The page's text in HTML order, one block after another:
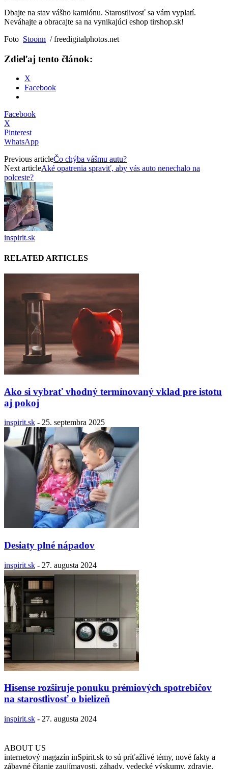
Dbajte na stav vášho kamiónu. Starostlivosť sa vám vyplatí.
Neváhajte a obracajte sa na vynikajúci eshop tirshop.sk!
Foto Stoonn / freedigitalphotos.net
Zdieľaj tento článok:
X
Facebook
Facebook
X
Pinterest
WhatsApp
Previous articleČo chýba vášmu autu?
Next articleAké opatrenia spraviť, aby vás auto nenechalo na
polceste?
inspirit.sk
RELATED ARTICLES
Ako si vybrať vhodný termínovaný vklad pre istotu
aj pokoj
inspirit.sk - 25. septembra 2025
Desiaty plné nápadov
inspirit.sk - 27. augusta 2024
Hisense rozširuje ponuku prémiových spotrebičov
na starostlivosť o bielizeň
inspirit.sk - 27. augusta 2024
ABOUT US
internetový magazín inSpirit.sk to sú príťažlivé témy, nové fakty a
zábavné čítanie zaujímavosti, záhady, vedecké výskumy, zdravie,